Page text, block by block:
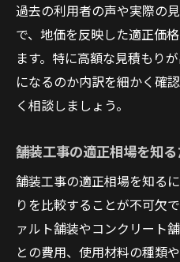
過去の利用者の声や実際の
で、地価を反映した適正価
ます。特に高額な見積もり
になるのか内訳を細かく確
く相談しましょう。
舗装工事の適正相場を知
舗装工事の適正相場を知る
りを比較することが不可欠
ァルト舗装やコンクリート
との費用、使用材料の種類